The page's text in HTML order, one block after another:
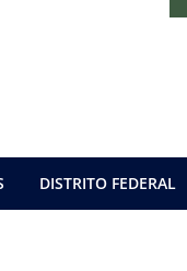
DISTRITO FEDERAL